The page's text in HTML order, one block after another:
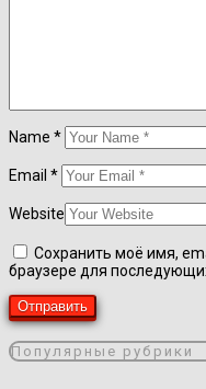
Name *
Email *
Website
Сохранить моё имя,
браузере для
Популярные рубрики